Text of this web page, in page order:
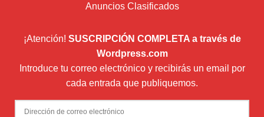
Anuncios Clasificados
¡Atención! SUSCRIPCIÓN COMPLETA a través de
Wordpress.com
Introduce tu correo electrónico y recibirás un email por
cada entrada que publiquemos.
Dirección